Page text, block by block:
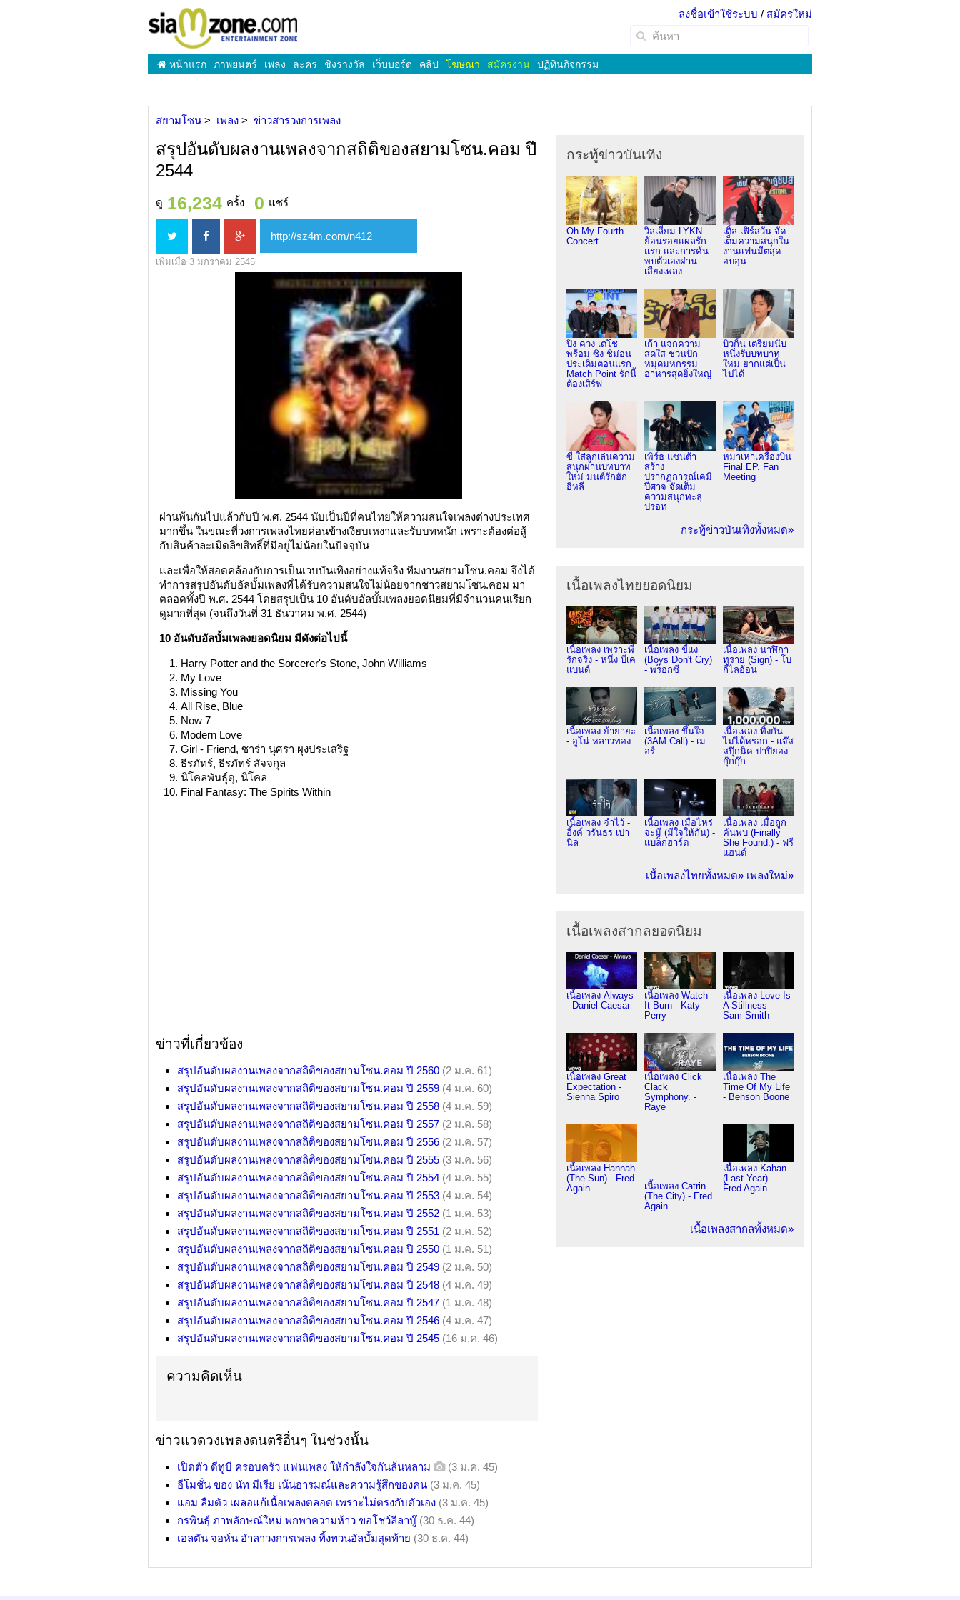
ลงชื่อเข้าใช้ระบบ / สมัครใหม่
หน้าแรก ภาพยนตร์ เพลง ละคร ชิงรางวัล เว็บบอร์ด คลิป โฆษณา สมัครงาน ปฏิทินกิจกรรม
สยามโซน เพลง ข่าวสารวงการเพลง
สรุปอันดับผลงานเพลงจากสถิติของสยามโซน.คอม ปี
2544
ดู 16,234 ครั้ง 0 แชร์
เพิ่มเมื่อ 3 มกราคม 2545
ผ่านพ้นกันไปแล้วกับปี พ.ศ. 2544 นับเป็นปีที่คนไทยให้ความสนใจเพลงต่างประเทศ
มากขึ้น ในขณะที่วงการเพลงไทยค่อนข้างเงียบเหงาและรับบทหนัก เพราะต้องต่อสู้
กับสินค้าละเมิดลิขสิทธิ์ที่มีอยู่ไม่น้อยในปัจจุบัน
และเพื่อให้สอดคล้องกับการเป็นเวบบันเทิงอย่างแท้จริง ทีมงานสยามโซน.คอม จึงได้
ทำการสรุปอันดับอัลบั้มเพลงที่ได้รับความสนใจไม่น้อยจากชาวสยามโซน.คอม มา
ตลอดทั้งปี พ.ศ. 2544 โดยสรุปเป็น 10 อันดับอัลบั้มเพลงยอดนิยมที่มีจำนวนคนเรียก
ดูมากที่สุด (จนถึงวันที่ 31 ธันวาคม พ.ศ. 2544)
10 อันดับอัลบั้มเพลงยอดนิยม มีดังต่อไปนี้
Harry Potter and the Sorcerer's Stone, John Williams
My Love
Missing You
All Rise, Blue
Now 7
Modern Love
Girl - Friend, ซาร่า นุศรา ผุงประเสริฐ
ธีรภัทร์, ธีรภัทร์ สัจจกุล
นิโคลพันธุ์ดุ, นิโคล
Final Fantasy: The Spirits Within
ข่าวที่เกี่ยวข้อง
สรุปอันดับผลงานเพลงจากสถิติของสยามโซน.คอม ปี 2560 (2 ม.ค. 61)
สรุปอันดับผลงานเพลงจากสถิติของสยามโซน.คอม ปี 2559 (4 ม.ค. 60)
สรุปอันดับผลงานเพลงจากสถิติของสยามโซน.คอม ปี 2558 (4 ม.ค. 59)
สรุปอันดับผลงานเพลงจากสถิติของสยามโซน.คอม ปี 2557 (2 ม.ค. 58)
สรุปอันดับผลงานเพลงจากสถิติของสยามโซน.คอม ปี 2556 (2 ม.ค. 57)
สรุปอันดับผลงานเพลงจากสถิติของสยามโซน.คอม ปี 2555 (3 ม.ค. 56)
สรุปอันดับผลงานเพลงจากสถิติของสยามโซน.คอม ปี 2554 (4 ม.ค. 55)
สรุปอันดับผลงานเพลงจากสถิติของสยามโซน.คอม ปี 2553 (4 ม.ค. 54)
สรุปอันดับผลงานเพลงจากสถิติของสยามโซน.คอม ปี 2552 (1 ม.ค. 53)
สรุปอันดับผลงานเพลงจากสถิติของสยามโซน.คอม ปี 2551 (2 ม.ค. 52)
สรุปอันดับผลงานเพลงจากสถิติของสยามโซน.คอม ปี 2550 (1 ม.ค. 51)
สรุปอันดับผลงานเพลงจากสถิติของสยามโซน.คอม ปี 2549 (2 ม.ค. 50)
สรุปอันดับผลงานเพลงจากสถิติของสยามโซน.คอม ปี 2548 (4 ม.ค. 49)
สรุปอันดับผลงานเพลงจากสถิติของสยามโซน.คอม ปี 2547 (1 ม.ค. 48)
สรุปอันดับผลงานเพลงจากสถิติของสยามโซน.คอม ปี 2546 (4 ม.ค. 47)
สรุปอันดับผลงานเพลงจากสถิติของสยามโซน.คอม ปี 2545 (16 ม.ค. 46)
ความคิดเห็น
ข่าวแวดวงเพลงดนตรีอื่นๆ ในช่วงนั้น
เปิดตัว ดีทูบี ครอบครัว แฟนเพลง ให้กำลังใจกันล้นหลาม
(3 ม.ค. 45)
อีโมชั่น ของ นัท มีเรีย เน้นอารมณ์และความรู้สึกของคน (3 ม.ค. 45)
แอม ลืมตัว เผลอแก้เนื้อเพลงตลอด เพราะไม่ตรงกับตัวเอง (3 ม.ค. 45)
กรพินธุ์ ภาพลักษณ์ใหม่ พกพาความห้าว ขอโชว์ลีลาบู๊ (30 ธ.ค. 44)
เอลตัน จอห์น อำลาวงการเพลง ทิ้งทวนอัลบั้มสุดท้าย (30 ธ.ค. 44)
กระทู้ข่าวบันเทิง
Oh My Fourth
Concert
วิลเลี่ยม LYKN
ย้อนรอยแผลรัก
แรก และการค้น
พบตัวเองผ่าน
เสียงเพลง
เติ้ล เฟิร์สวัน จัด
เต็มความสนุกใน
งานแฟนมีตสุด
อบอุ่น
ปิง ควง เตโช
พร้อม ซิง ชิม่อน
ประเดิมตอนแรก
Match Point รักนี้
ต้องเสิร์ฟ
เก้า แจกความ
สดใส ชวนปัก
หมุดมหกรรม
อาหารสุดยิ่งใหญ่
บิวกิ้น เตรียมนับ
หนึ่งรับบทบาท
ใหม่ ยากแต่เป็น
ไปได้
ซี ใส่ลูกเล่นความ
สนุกผ่านบทบาท
ใหม่ มนต์รักฮัก
อีหลี
เพิร์ธ แซนต้า
สร้าง
ปรากฏการณ์เคมี
ปีศาจ จัดเต็ม
ความสนุกทะลุ
ปรอท
หมาเห่าเครื่องบิน
Final EP. Fan
Meeting
กระทู้ข่าวบันเทิงทั้งหมด»
เนื้อเพลงไทยยอดนิยม
เนื้อเพลง เพราะพี่
รักจริง - หนึ่ง บีเค
แบนด์
เนื้อเพลง ขี้แง
(Boys Don't Cry)
- พร็อกซี
เนื้อเพลง นาฬิกา
ทราย (Sign) - โบ
กี้ไลอ้อน
เนื้อเพลง ย้าย่ายะ
- อูโน่ หลาวทอง
เนื้อเพลง ขึ้นใจ
(3AM Call) - เม
อร์
เนื้อเพลง ทิ้งกัน
ไม่ได้หรอก - แจ๊ส
สปุ๊กนิค ปาปิยอง
กุ๊กกุ๊ก
เนื้อเพลง จำไว้ -
อิ้งค์ วรันธร เปา
นิล
เนื้อเพลง เมื่อไหร่
จะมี (มีใจให้กัน) -
แบล็กฮาร์ต
เนื้อเพลง เมื่อถูก
ค้นพบ (Finally
She Found.) - ฟรี
แฮนด์
เนื้อเพลงไทยทั้งหมด» เพลงใหม่»
เนื้อเพลงสากลยอดนิยม
เนื้อเพลง Always
- Daniel Caesar
เนื้อเพลง Watch
It Burn - Katy
Perry
เนื้อเพลง Love Is
A Stillness -
Sam Smith
เนื้อเพลง Great
Expectation -
Sienna Spiro
เนื้อเพลง Click
Clack
Symphony. -
Raye
เนื้อเพลง The
Time Of My Life
- Benson Boone
เนื้อเพลง Hannah
(The Sun) - Fred
Again..
เนื้อเพลง Catrin
(The City) - Fred
Again..
เนื้อเพลง Kahan
(Last Year) -
Fred Again..
เนื้อเพลงสากลทั้งหมด»